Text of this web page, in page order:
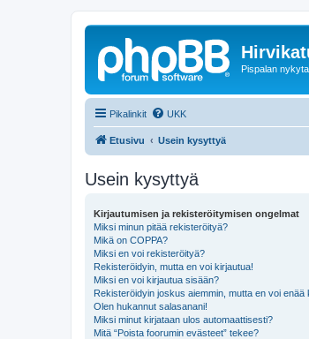
Pispalan
Pikalinkit UKK
Etusivu Usein kysyttyä
Usein kysyttyä
Kirjautumisen ja rekisteröitymisen ongelmat
Miksi minun pitää rekisteröityä?
Mikä on COPPA?
Miksi en voi rekisteröityä?
Rekisteröidyin, mutta en voi kirjautua!
Miksi en voi kirjautua sisään?
Rekisteröidyin joskus aiemmin, mutta en voi enää
Olen hukannut salasanani!
Miksi minut kirjataan ulos automaattisesti?
Mitä “Poista foorumin evästeet” tekee?